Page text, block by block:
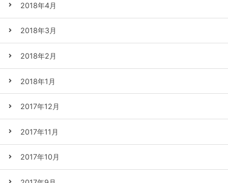
2018年4月
2018年3月
2018年2月
2018年1月
2017年12月
2017年11月
2017年10月